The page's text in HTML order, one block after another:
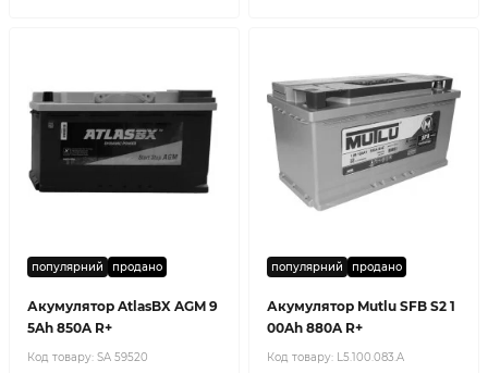
популярний продано
Акумулятор AtlasBX AGM 9
5Ah 850A R+
Код товару: SA 59520
популярний продано
Акумулятор Mutlu SFB S2 1
00Ah 880A R+
Код товару: L5.100.083.A